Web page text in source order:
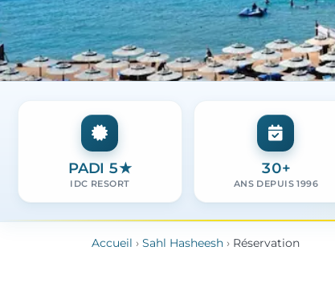
PADI 5★
IDC RESORT
30+
ANS DEPUIS 1996
Accueil › Sahl Hasheesh › Réservation